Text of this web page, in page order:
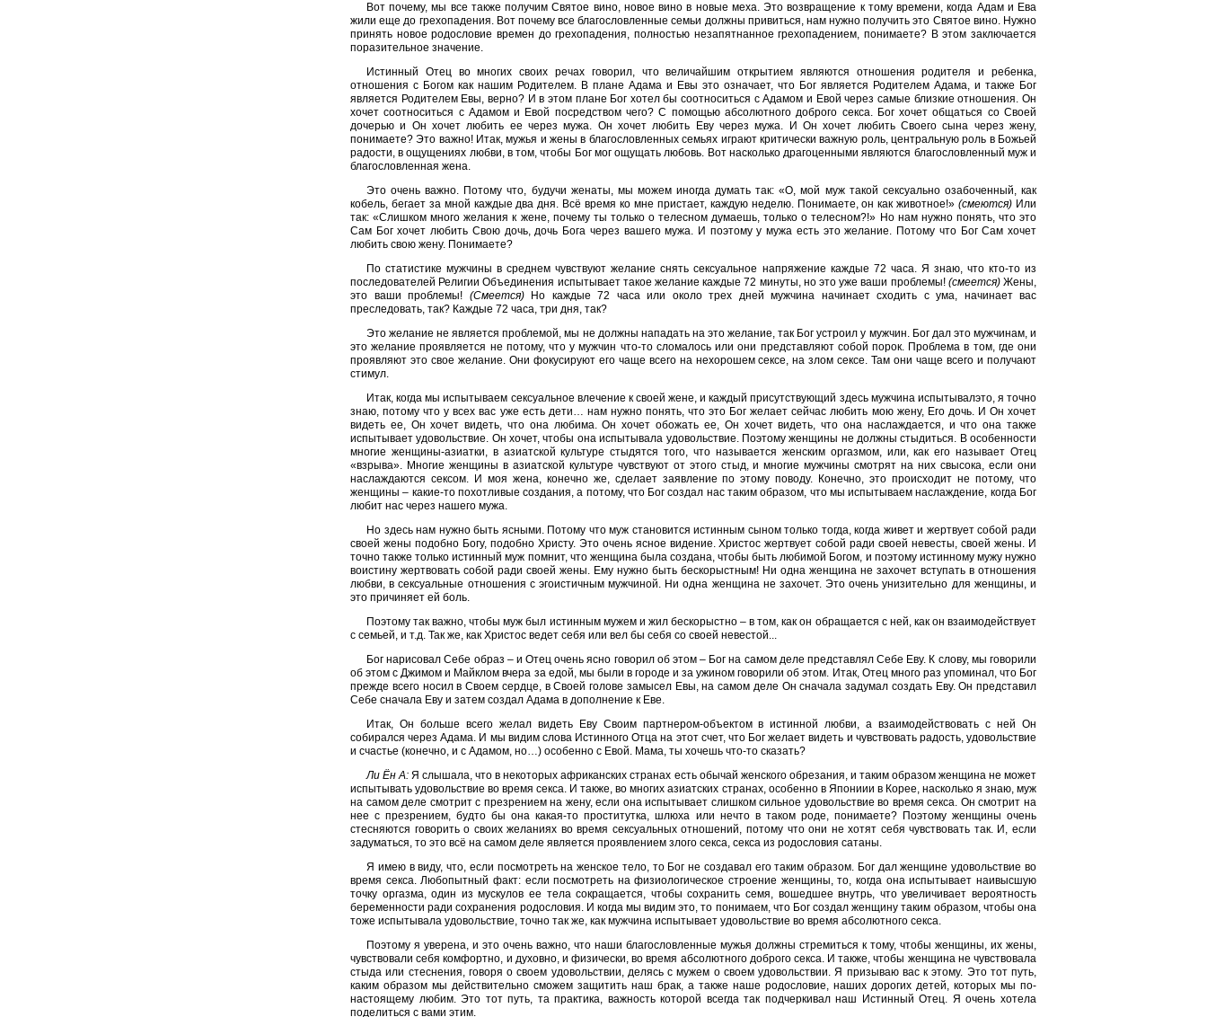
Вот почему, мы все также получим Святое вино, новое вино в новые меха. Это возвращение к тому времени, когда Адам и Ева
жили еще до грехопадения. Вот почему все благословленные семьи должны привиться, нам нужно получить это Святое вино. Нужно
принять новое родословие времен до грехопадения, полностью незапятнанное грехопадением, понимаете? В этом заключается
поразительное значение.
Истинный Отец во многих своих речах говорил, что величайшим открытием являются отношения родителя и ребенка,
отношения с Богом как нашим Родителем. В плане Адама и Евы это означает, что Бог является Родителем Адама, и также Бог
является Родителем Евы, верно? И в этом плане Бог хотел бы соотноситься с Адамом и Евой через самые близкие отношения. Он
хочет соотноситься с Адамом и Евой посредством чего? С помощью абсолютного доброго секса. Бог хочет общаться со Своей
дочерью и Он хочет любить ее через мужа. Он хочет любить Еву через мужа. И Он хочет любить Своего сына через жену,
понимаете? Это важно! Итак, мужья и жены в благословленных семьях играют критически важную роль, центральную роль в Божьей
радости, в ощущениях любви, в том, чтобы Бог мог ощущать любовь. Вот насколько драгоценными являются благословленный муж и
благословленная жена.
Это очень важно. Потому что, будучи женаты, мы можем иногда думать так: «О, мой муж такой сексуально озабоченный, как
кобель, бегает за мной каждые два дня. Всё время ко мне пристает, каждую неделю. Понимаете, он как животное!» (смеются) Или
так: «Слишком много желания к жене, почему ты только о телесном думаешь, только о телесном?!» Но нам нужно понять, что это
Сам Бог хочет любить Свою дочь, дочь Бога через вашего мужа. И поэтому у мужа есть это желание. Потому что Бог Сам хочет
любить свою жену. Понимаете?
По статистике мужчины в среднем чувствуют желание снять сексуальное напряжение каждые 72 часа. Я знаю, что кто-то из
последователей Религии Объединения испытывает такое желание каждые 72 минуты, но это уже ваши проблемы!(смеется)Жены,
это ваши проблемы! (Смеется)Но каждые 72 часа или около трех дней мужчина начинает сходить с ума, начинает вас
преследовать, так? Каждые 72 часа, три дня, так?
Это желание не является проблемой, мы не должны нападать на это желание, так Бог устроил у мужчин. Бог дал это мужчинам, и
это желание проявляется не потому, что у мужчин что-то сломалось или они представляют собой порок. Проблема в том, где они
проявляют это свое желание. Они фокусируют его чаще всего на нехорошем сексе, на злом сексе. Там они чаще всего и получают
стимул.
Итак, когда мы испытываем сексуальное влечение к своей жене, и каждый присутствующий здесь мужчина испытывалэто, я точно
знаю, потому что у всех вас уже есть дети… нам нужно понять, что это Бог желает сейчас любить мою жену, Его дочь. И Он хочет
видеть ее, Он хочет видеть, что она любима. Он хочет обожать ее, Он хочет видеть, что она наслаждается, и что она также
испытывает удовольствие. Он хочет, чтобы она испытывала удовольствие. Поэтому женщины не должны стыдиться. В особенности
многие женщины-азиатки, в азиатской культуре стыдятся того, что называется женским оргазмом, или, как его называет Отец
«взрыва». Многие женщины в азиатской культуре чувствуют от этого стыд, и многие мужчины смотрят на них свысока, если они
наслаждаются сексом. И моя жена, конечно же, сделает заявление по этому поводу. Конечно, это происходит не потому, что
женщины – какие-то похотливые создания, а потому, что Бог создал нас таким образом, что мы испытываем наслаждение, когда Бог
любит нас через нашего мужа.
Но здесь нам нужно быть ясными. Потому что муж становится истинным сыном только тогда, когда живет и жертвует собой ради
своей жены подобно Богу, подобно Христу. Это очень ясное видение. Христос жертвует собой ради своей невесты, своей жены. И
точно также только истинный муж помнит, что женщина была создана, чтобы быть любимой Богом, и поэтому истинному мужу нужно
воистину жертвовать собой ради своей жены. Ему нужно быть бескорыстным! Ни одна женщина не захочет вступать в отношения
любви, в сексуальные отношения с эгоистичным мужчиной. Ни одна женщина не захочет. Это очень унизительно для женщины, и
это причиняет ей боль.
Поэтому так важно, чтобы муж был истинным мужем и жил бескорыстно – в том, как он обращается с ней, как он взаимодействует
с семьей, и т.д. Так же, как Христос ведет себя или вел бы себя со своей невестой...
Бог нарисовал Себе образ – и Отец очень ясно говорил об этом – Бог на самом деле представлял Себе Еву. К слову, мы говорили
об этом с Джимом и Майклом вчера за едой, мы были в городе и за ужином говорили об этом. Итак, Отец много раз упоминал, что Бог
прежде всего носил в Своем сердце, в Своей голове замысел Евы, на самом деле Он сначала задумал создать Еву. Он представил
Себе сначала Еву и затем создал Адама в дополнение к Еве.
Итак, Он больше всего желал видеть Еву Своим партнером-объектом в истинной любви, а взаимодействовать с ней Он
собирался через Адама. И мы видим слова Истинного Отца на этот счет, что Бог желает видеть и чувствовать радость, удовольствие
и счастье (конечно, и с Адамом, но…) особенно с Евой. Мама, ты хочешь что-то сказать?
Ли Ён А:Я слышала, что в некоторых африканских странах есть обычай женского обрезания, и таким образом женщина не может
испытывать удовольствие во время секса. И также, во многих азиатских странах, особенно в Япониии в Корее, насколько я знаю, муж
на самом деле смотрит с презрением на жену, если она испытывает слишком сильное удовольствие во время секса. Он смотрит на
нее с презрением, будто бы она какая-то проститутка, шлюха или нечто в таком роде, понимаете? Поэтому женщины очень
стесняются говорить о своих желаниях во время сексуальных отношений, потому что они не хотят себя чувствовать так. И, если
задуматься, то это всё на самом деле является проявлением злого секса, секса из родословия сатаны.
Я имею в виду, что, если посмотреть на женское тело, то Бог не создавал его таким образом. Бог дал женщине удовольствие во
время секса. Любопытный факт: если посмотреть на физиологическое строение женщины, то, когда она испытывает наивысшую
точку оргазма, один из мускулов ее тела сокращается, чтобы сохранить семя, вошедшее внутрь, что увеличивает вероятность
беременности ради сохранения родословия. И когда мы видим это, то понимаем, что Бог создал женщину таким образом, чтобы она
тоже испытывала удовольствие, точно так же, как мужчина испытывает удовольствие во время абсолютного секса.
Поэтому я уверена, и это очень важно, что наши благословленные мужья должны стремиться к тому, чтобы женщины, их жены,
чувствовали себя комфортно, и духовно, и физически, во время абсолютного доброго секса. И также, чтобы женщина не чувствовала
стыда или стеснения, говоря о своем удовольствии, делясь с мужем о своем удовольствии. Я призываю вас к этому. Это тот путь,
каким образом мы действительно сможем защитить наш брак, а также наше родословие, наших дорогих детей, которых мы по-
настоящему любим. Это тот путь, та практика, важность которой всегда так подчеркивал наш Истинный Отец. Я очень хотела
поделиться с вами этим.